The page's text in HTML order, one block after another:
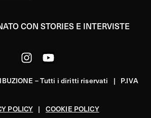
CON STORIES E INTERVISTE
– Tutti i diritti riservati | P.IVA
POLICY | COOKIE POLICY